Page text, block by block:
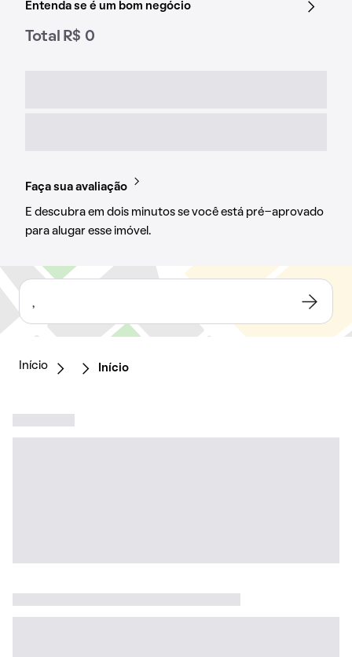
Entenda se é um bom negócio
Total R$ 0
Faça sua avaliação
E descubra em dois minutos se você está pré-aprovado
para alugar esse imóvel.
,
Início Início